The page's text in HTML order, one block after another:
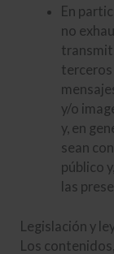
En
no
y/o
y, en
sean
público
las
Legislación y
Los